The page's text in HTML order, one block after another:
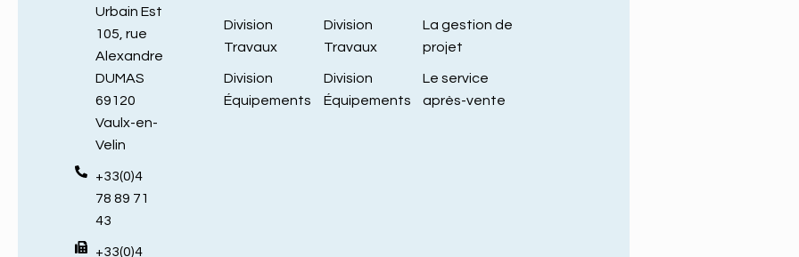
Urbain Est
105, rue
Alexandre
DUMAS
69120
Vaulx-en-
Velin
+33(0)4
78 89 71
43
+33(0)4
Division
Travaux
Division
Équipements
Division
Travaux
Division
Équipements
La gestion de
projet
Le service
après-vente